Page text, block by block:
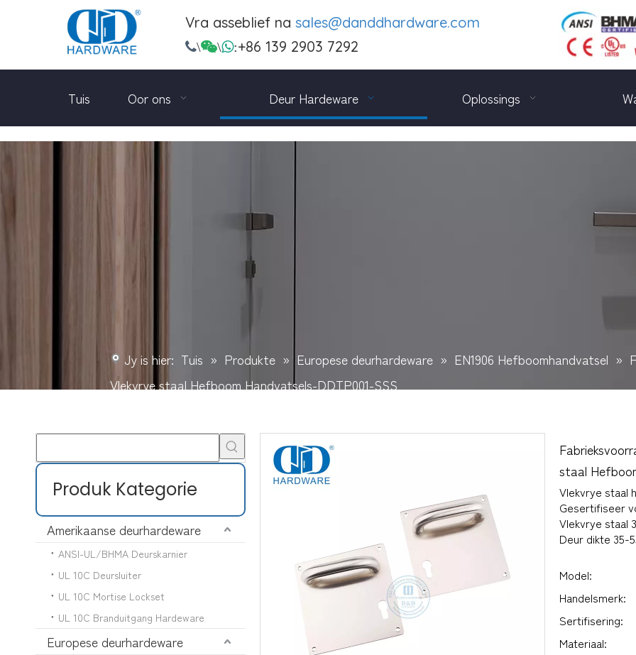
Vra asseblief na sales@danddhardware.com
\\:+86 139 2903 7292
Tuis Oor ons Deur Hardeware Oplossings
Jy is hier: Tuis » Produkte » Europese deurhardeware » EN1906 Hefboomhandvatsel »
Vlekvrye staal Hefboom Handvatsels-DDTP001-SSS
Produk Kategorie
Amerikaanse deurhardeware
ANSI-UL/BHMA Deurskarnier
UL 10C Deursluiter
UL 10C Mortise Lockset
UL 10C Branduitgang Hardeware
Europese deurhardeware
staal
Vlekvrye staal
Gesertifiseer
Vlekvrye staal
Deur dikte 35-
Model:
Handelsmerk:
Sertifisering:
Materiaal: